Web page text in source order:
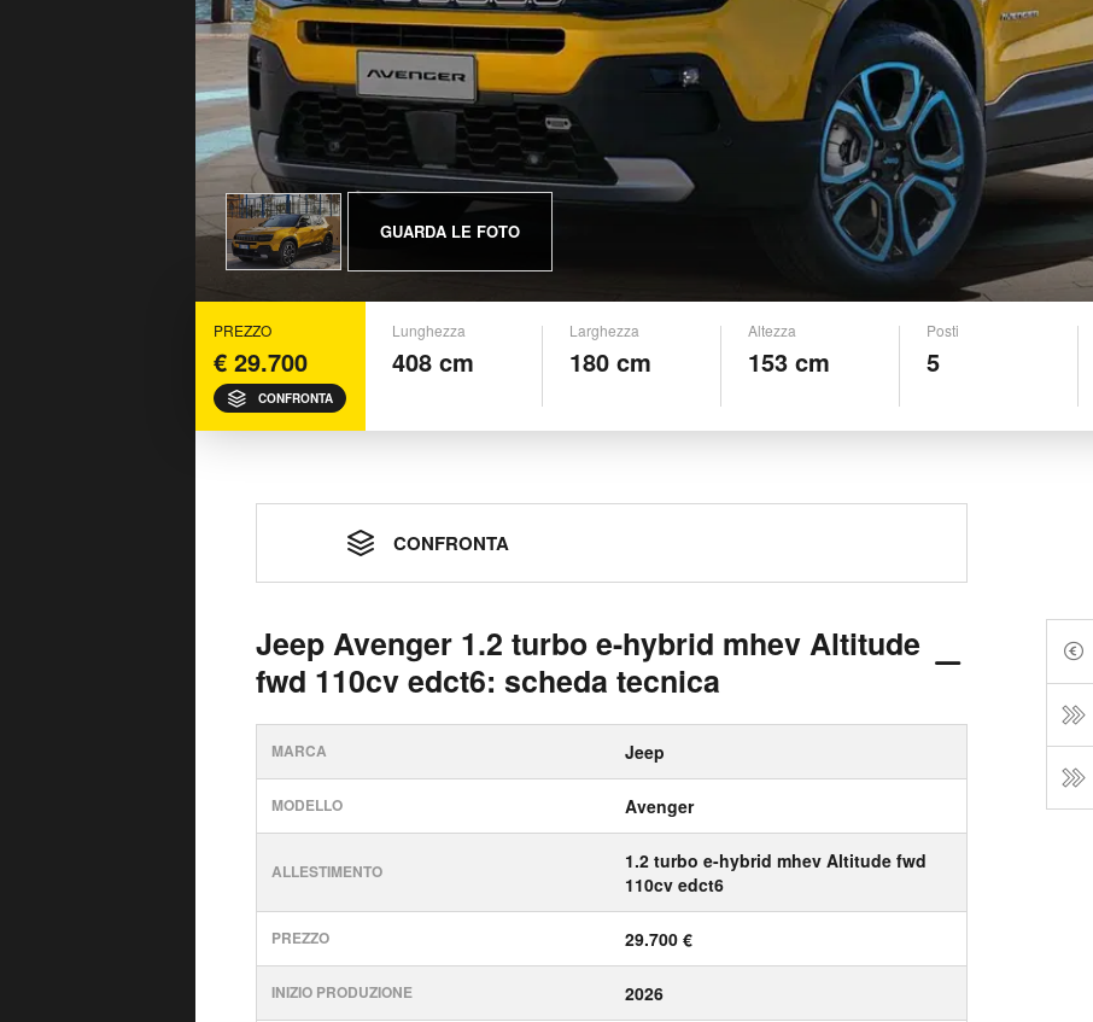
GUARDA LE FOTO
PREZZO
€ 29.700
CONFRONTA
Lunghezza
408 cm
Larghezza
180 cm
Altezza
153 cm
Posti
5
CONFRONTA
Jeep Avenger 1.2 turbo e-hybrid mhev Altitude
fwd 110cv edct6: scheda tecnica
MARCA Jeep
MODELLO Avenger
ALLESTIMENTO
1.2 turbo e-hybrid mhev Altitude fwd
110cv edct6
PREZZO 29.700 €
INIZIO PRODUZIONE 2026